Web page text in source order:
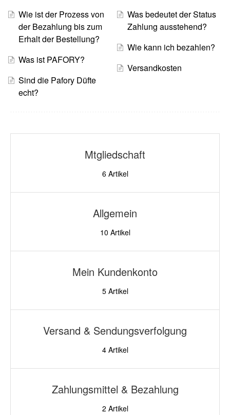
Wie ist der Prozess von
der Bezahlung bis zum
Erhalt der Bestellung?
Was ist PAFORY?
Sind die Pafory Düfte
echt?
Was bedeutet der Status
Zahlung ausstehend?
Wie kann ich bezahlen?
Versandkosten
Mtgliedschaft
6Artikel
Allgemein
10 Artikel
Mein Kundenkonto
5Artikel
Versand & Sendungsverfolgung
4Artikel
Zahlungsmittel & Bezahlung
2 Artikel